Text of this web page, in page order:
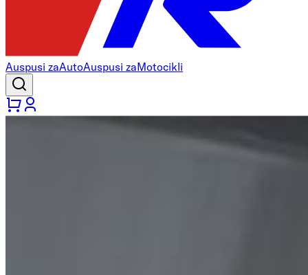
Auspusi zaAutoAuspusi zaMotocikli